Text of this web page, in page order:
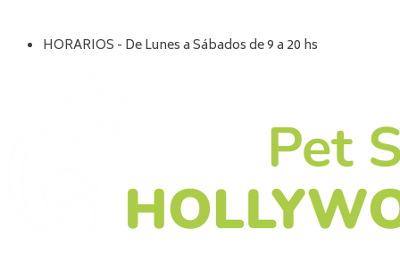
HORARIOS - De Lunes a Sábados de 9 a 20 hs